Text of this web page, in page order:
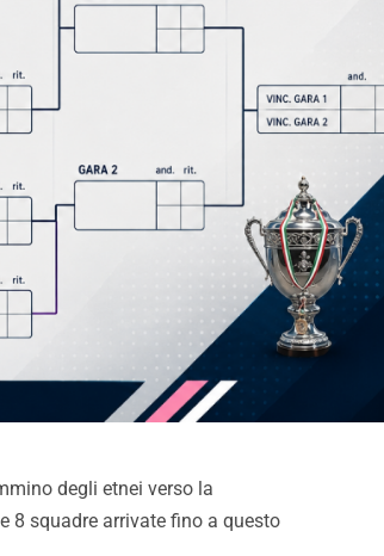
degli etnei verso la
8 squadre arrivate fino a questo